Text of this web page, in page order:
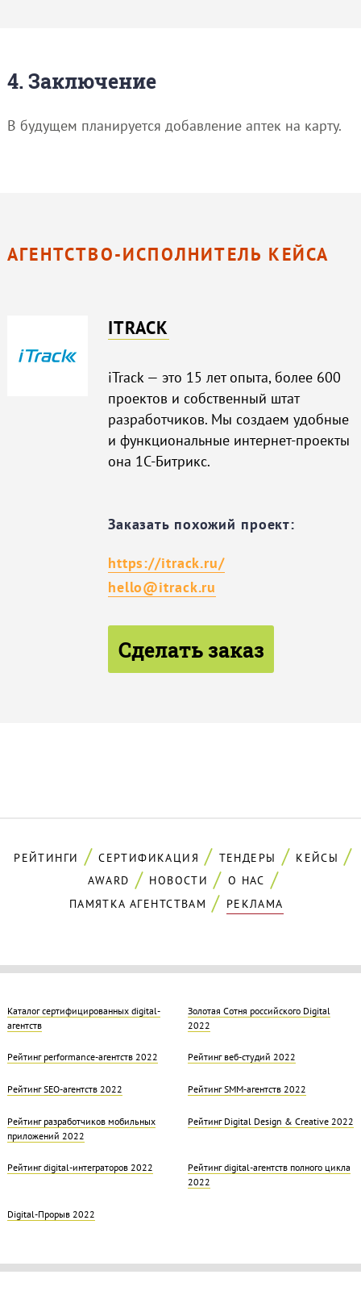
4. Заключение
В будущем планируется добавление аптек на карту.
АГЕНТСТВО-ИСПОЛНИТЕЛЬ КЕЙСА
ITRACK
iTrack — это 15 лет опыта, более 600
проектов и собственный штат
разработчиков. Мы создаем удобные
и функциональные интернет-проекты
она 1С-Битрикс.
Заказать похожий проект:
https://itrack.ru/
hello@itrack.ru
Сделать заказ
РЕЙТИНГИ СЕРТИФИКАЦИЯ ТЕНДЕРЫ
КЕЙСЫ
AWARD
НОВОСТИ
О НАС
ПАМЯТКА АГЕНТСТВАМ
РЕКЛАМА
Каталог сертифицированных digital-
агентств
Золотая Cотня российского Digital
2022
Рейтинг performance-агентств 2022 Рейтинг веб-студий 2022
Рейтинг SEO-агентств 2022 Рейтинг SMM-агентств 2022
Рейтинг разработчиков мобильных
приложений 2022
Рейтинг Digital Design & Creative 2022
Рейтинг digital-интеграторов 2022
Рейтинг digital-агентств полного цикла
2022
Digital-Прорыв 2022